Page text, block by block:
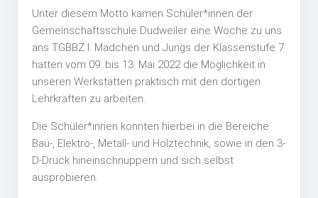
Unter diesem Motto kamen Schüler*innen der
Gemeinschaftsschule Dudweiler eine Woche zu uns
ans TGBBZ I. Mädchen und Jungs der Klassenstufe 7
hatten vom 09. bis 13. Mai 2022 die Möglichkeit in
unseren Werkstätten praktisch mit den dortigen
Lehrkräften zu arbeiten.
Die Schüler*innen konnten hierbei in die Bereiche
Bau-, Elektro-, Metall- und Holztechnik, sowie in den 3-
D-Druck hineinschnuppern und sich selbst
ausprobieren.